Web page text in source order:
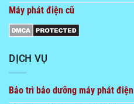
Máy phát điện cũ
DỊCH VỤ
Bảo trì bảo dưỡng máy phát điện